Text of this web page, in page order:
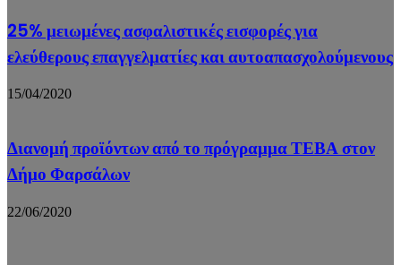
25% μειωμένες ασφαλιστικές εισφορές για
ελεύθερους επαγγελματίες και αυτοαπασχολούμενους
15/04/2020
Διανομή προϊόντων από το πρόγραμμα ΤΕΒΑ στον
Δήμο Φαρσάλων
22/06/2020